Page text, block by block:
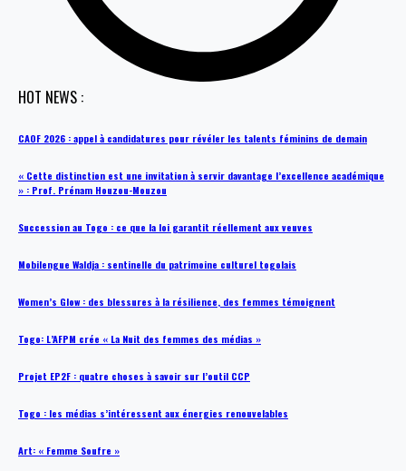
HOT NEWS :
CAOF 2026 : appel à candidatures pour révéler les talents féminins de demain
« Cette distinction est une invitation à servir davantage l’excellence académique
» : Prof. Prénam Houzou-Mouzou
Succession au Togo : ce que la loi garantit réellement aux veuves
Mobilengue Waldja : sentinelle du patrimoine culturel togolais
Women’s Glow : des blessures à la résilience, des femmes témoignent
Togo: L’AFPM crée « La Nuit des femmes des médias »
Projet EP2F : quatre choses à savoir sur l’outil CCP
Togo : les médias s’intéressent aux énergies renouvelables
Art: « Femme Soufre »